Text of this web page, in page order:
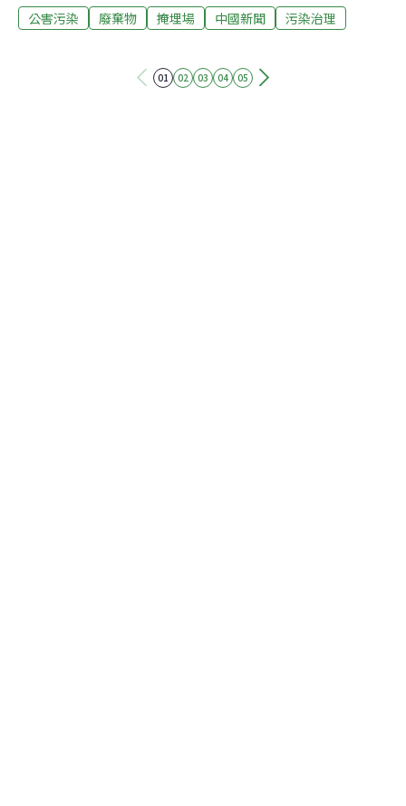
800萬人的巨大垃圾量讓這裡每天湧進高達1萬公噸廢棄
功成身退之後，西安市也要加入焚燒垃圾的行列。一座新
公害污染 廢棄物 掩埋場 中國新聞 污染治理
01 02 03 04 05